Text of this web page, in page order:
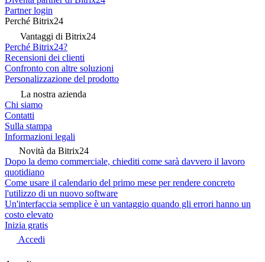
Partner login
Perché Bitrix24
Vantaggi di Bitrix24
Perché Bitrix24?
Recensioni dei clienti
Confronto con altre soluzioni
Personalizzazione del prodotto
La nostra azienda
Chi siamo
Contatti
Sulla stampa
Informazioni legali
Novità da Bitrix24
Dopo la demo commerciale, chiediti come sarà davvero il lavoro
quotidiano
Come usare il calendario del primo mese per rendere concreto
l'utilizzo di un nuovo software
Un'interfaccia semplice è un vantaggio quando gli errori hanno un
costo elevato
Inizia gratis
Accedi